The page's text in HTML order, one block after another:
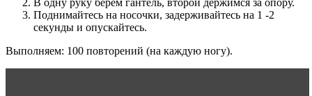
В одну руку берем гантель, второй держимся за опору.
Поднимайтесь на носочки, задерживайтесь на 1 -2
секунды и опускайтесь.
Выполняем: 100 повторений (на каждую ногу).